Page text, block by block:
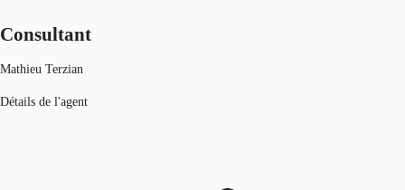
Consultant
Mathieu Terzian
Détails de l'agent